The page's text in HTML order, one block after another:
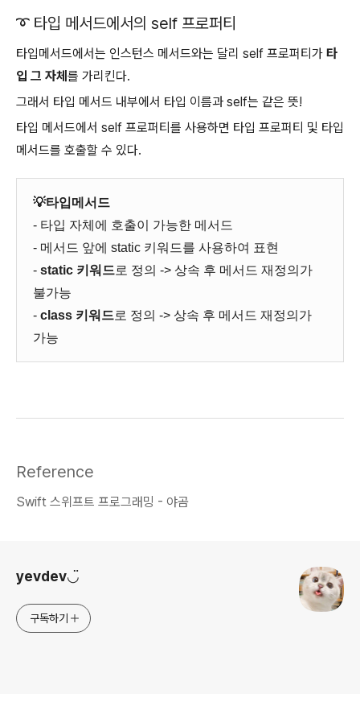
➰ 타입 메서드에서의 self 프로퍼티
타입메서드에서는 인스턴스 메서드와는 달리 self 프로퍼티가 타
입 그 자체 를 가리킨다.
그래서 타입 메서드 내부에서 타입 이름과 self는 같은 뜻!
타입 메서드에서 self 프로퍼티를 사용하면 타입 프로퍼티 및 타입
메서드를 호출할 수 있다.
💡타입메서드
- 타입 자체에 호출이 가능한 메서드
- 메서드 앞에 static 키워드를 사용하여 표현
- static 키워드로 정의 -> 상속 후 메서드 재정의가
불가능
- class 키워드로 정의 -> 상속 후 메서드 재정의가
가능
Reference
Swift 스위프트 프로그래밍 - 야곰
yevdev◡̈
구독하기